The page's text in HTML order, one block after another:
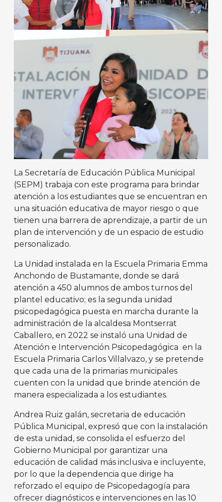
La Secretaría de Educación Pública Municipal
(SEPM) trabaja con este programa para brindar
atención a los estudiantes que se encuentran en
una situación educativa de mayor riesgo o que
tienen una barrera de aprendizaje, a partir de un
plan de intervención y de un espacio de estudio
personalizado.
La Unidad instalada en la Escuela Primaria Emma
Anchondo de Bustamante, donde se dará
atención a 450 alumnos de ambos turnos del
plantel educativo; es la segunda unidad
psicopedagógica puesta en marcha durante la
administración de la alcaldesa Montserrat
Caballero, en 2022 se instaló una Unidad de
Atención e Intervención Psicopedagógica en la
Escuela Primaria Carlos Villalvazo, y se pretende
que cada una de la primarias municipales
cuenten con la unidad que brinde atención de
manera especializada a los estudiantes.
Andrea Ruiz galán, secretaria de educación
Pública Municipal, expresó que con la instalación
de esta unidad, se consolida el esfuerzo del
Gobierno Municipal por garantizar una
educación de calidad más inclusiva e incluyente,
por lo que la dependencia que dirige ha
reforzado el equipo de Psicopedagogía para
ofrecer diagnósticos e intervenciones en las 10